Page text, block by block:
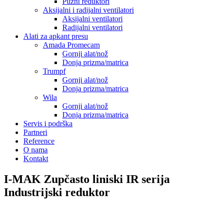
Aksijalni i radijalni ventilatori
Aksijalni ventilatori
Radijalni ventilatori
Alati za apkant presu
Amada Promecam
Gornji alat/nož
Donja prizma/matrica
Trumpf
Gornji alat/nož
Donja prizma/matrica
Wila
Gornji alat/nož
Donja prizma/matrica
Servis i podrška
Partneri
Reference
O nama
Kontakt
I-MAK Zupčasto liniski IR serija
Industrijski reduktor